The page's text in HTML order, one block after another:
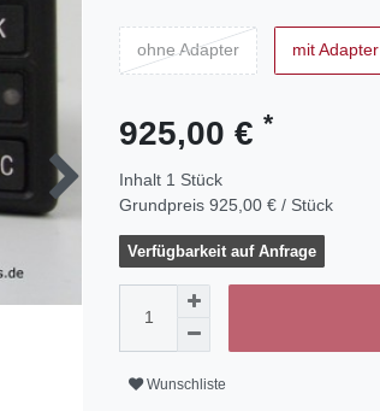
ohne Adapter mit Adapter
925,00 € *
Inhalt 1 Stück
Grundpreis 925,00 € / Stück
Verfügbarkeit auf Anfrage
Wunschliste